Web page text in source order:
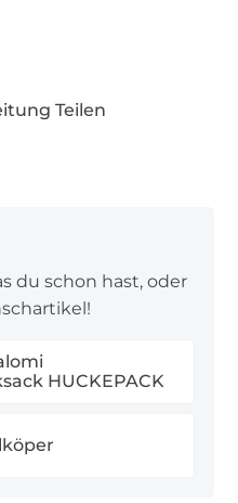
öffnen und
erste
vielseitiger Rucksack,
Stil anpassen lässt.
Teilen
du schon hast, oder
HUCKEPACK